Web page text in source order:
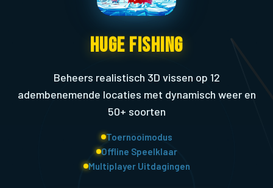
Huge Fishing
Beheers realistisch 3D vissen op 12
adembenemende locaties met dynamisch weer en
50+ soorten
Toernooimodus
Offline Speelklaar
Multiplayer Uitdagingen